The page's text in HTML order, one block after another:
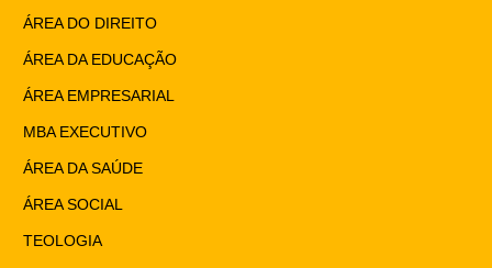
ÁREA DO DIREITO
ÁREA DA EDUCAÇÃO
ÁREA EMPRESARIAL
MBA EXECUTIVO
ÁREA DA SAÚDE
ÁREA SOCIAL
TEOLOGIA